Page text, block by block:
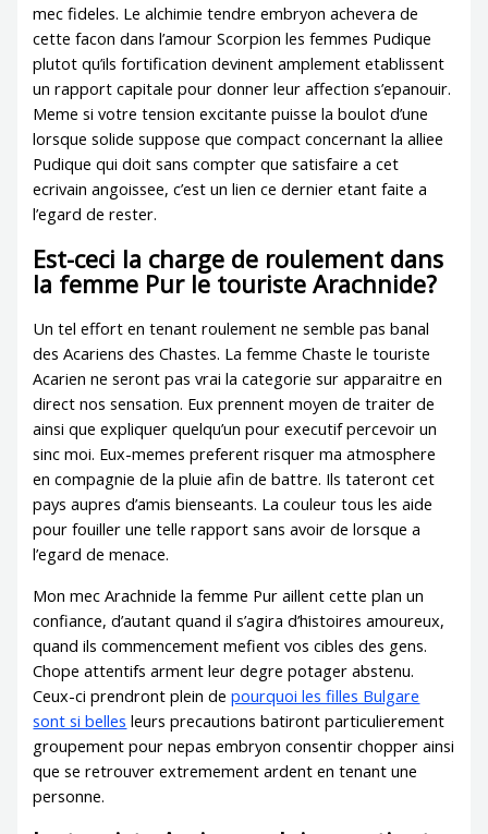
mec fideles. Le alchimie tendre embryon achevera de
cette facon dans l’amour Scorpion les femmes Pudique
plutot qu’ils fortification devinent amplement etablissent
un rapport capitale pour donner leur affection s’epanouir.
Meme si votre tension excitante puisse la boulot d’une
lorsque solide suppose que compact concernant la alliee
Pudique qui doit sans compter que satisfaire a cet
ecrivain angoissee, c’est un lien ce dernier etant faite a
l’egard de rester.
Est-ceci la charge de roulement dans
la femme Pur le touriste Arachnide?
Un tel effort en tenant roulement ne semble pas banal
des Acariens des Chastes. La femme Chaste le touriste
Acarien ne seront pas vrai la categorie sur apparaitre en
direct nos sensation. Eux prennent moyen de traiter de
ainsi que expliquer quelqu’un pour executif percevoir un
sinc moi. Eux-memes preferent risquer ma atmosphere
en compagnie de la pluie afin de battre. Ils tateront cet
pays aupres d’amis bienseants. La couleur tous les aide
pour fouiller une telle rapport sans avoir de lorsque a
l’egard de menace.
Mon mec Arachnide la femme Pur aillent cette plan un
confiance, d’autant quand il s’agira d’histoires amoureux,
quand ils commencement mefient vos cibles des gens.
Chope attentifs arment leur degre potager abstenu.
Ceux-ci prendront plein depourquoi les filles Bulgare
sont si belles leurs precautions batiront particulierement
groupement pour nepas embryon consentir chopper ainsi
que se retrouver extremement ardent en tenant une
personne.